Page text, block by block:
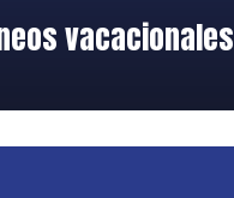
vacacionales